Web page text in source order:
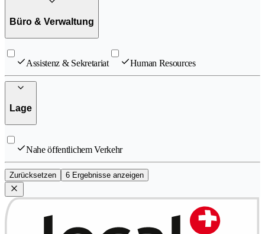
Büro & Verwaltung
Assistenz & Sekretariat Human Resources
Lage
Nahe öffentlichem Verkehr
Zurücksetzen 6 Ergebnisse anzeigen